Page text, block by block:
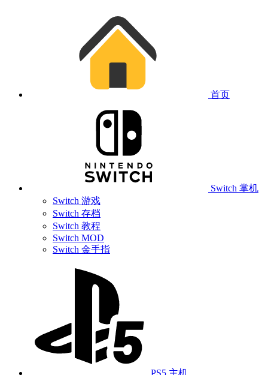
首页
Switch 掌机
Switch 游戏
Switch 存档
Switch 教程
Switch MOD
Switch 金手指